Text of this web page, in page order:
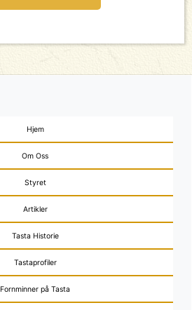
Hjem
Om Oss
Styret
Artikler
Tasta Historie
Tastaprofiler
Fornminner på Tasta